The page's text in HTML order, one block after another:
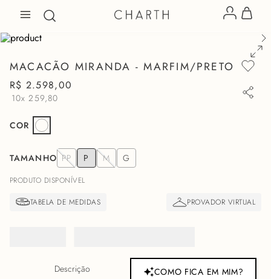
MACACÃO MIRANDA - MARFIM/PRETO
R$ 2.598,00
10x259,80
COR
TAMANHO PP P M G
PRODUTO DISPONÍVEL
Descrição COMO FICA EM MIM?